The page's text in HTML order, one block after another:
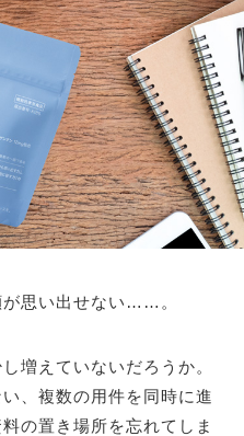
が思い出せない……。
増えていないだろうか。
、複数の用件を同時に進
の置き場所を忘れてしま